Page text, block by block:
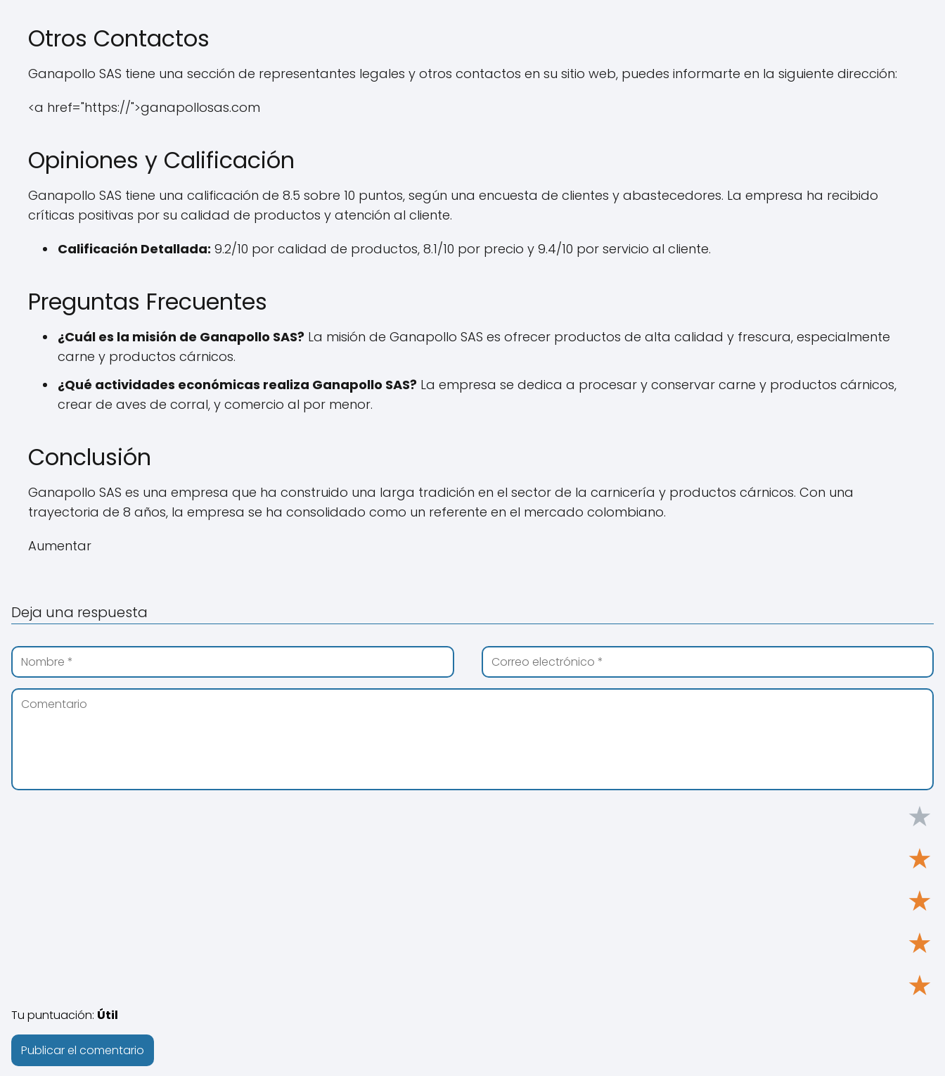
Otros Contactos
Ganapollo SAS tiene una sección de representantes legales y otros contactos en su sitio web, puedes informarte en la siguiente dirección:
<a href="https://">ganapollosas.com
Opiniones y Calificación
Ganapollo SAS tiene una calificación de 8.5 sobre 10 puntos, según una encuesta de clientes y abastecedores. La empresa ha recibido
críticas positivas por su calidad de productos y atención al cliente.
Calificación Detallada: 9.2/10 por calidad de productos, 8.1/10 por precio y 9.4/10 por servicio al cliente.
Preguntas Frecuentes
¿Cuál es la misión de Ganapollo SAS? La misión de Ganapollo SAS es ofrecer productos de alta calidad y frescura, especialmente
carne y productos cárnicos.
¿Qué actividades económicas realiza Ganapollo SAS? La empresa se dedica a procesar y conservar carne y productos cárnicos,
crear de aves de corral, y comercio al por menor.
Conclusión
Ganapollo SAS es una empresa que ha construido una larga tradición en el sector de la carnicería y productos cárnicos. Con una
trayectoria de 8 años, la empresa se ha consolidado como un referente en el mercado colombiano.
Aumentar
Deja una respuesta
★
★
★
★
★
Tu puntuación: Útil